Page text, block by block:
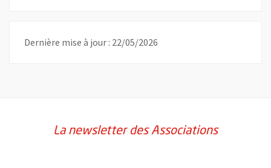
Dernière mise à jour : 22/05/2026
La newsletter des Associations